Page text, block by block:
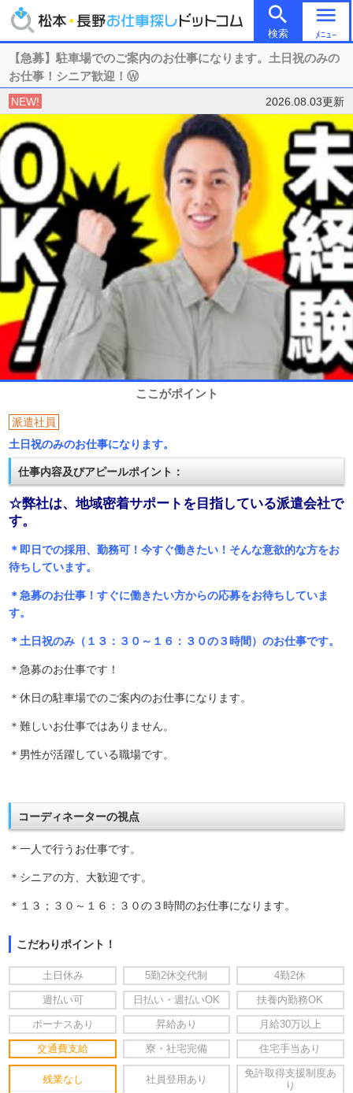

検索
menu
ﾒﾆｭｰ
【急募】駐車場でのご案内のお仕事になります。土日祝のみの
お仕事！シニア歓迎！Ⓦ
NEW! 2026.08.03更新
ここがポイント
派遣社員
土日祝のみのお仕事になります。
仕事内容及びアピールポイント：
☆弊社は、地域密着サポートを目指している派遣会社で
す。
＊即日での採用、勤務可！今すぐ働きたい！そんな意欲的な方をお
待ちしています。
＊急募のお仕事！すぐに働きたい方からの応募をお待ちしていま
す。
＊土日祝のみ（１３：３０～１６：３０の３時間）のお仕事です。
＊急募のお仕事です！
＊休日の駐車場でのご案内のお仕事になります。
＊難しいお仕事ではありません。
＊男性が活躍している職場です。
コーディネーターの視点
＊一人で行うお仕事です。
＊シニアの方、大歓迎です。
＊１３；３０～１６：３０の３時間のお仕事になります。
こだわりポイント！
土日休み 5勤2休交代制 4勤2休
週払い可 日払い・週払いOK 扶養内勤務OK
ボーナスあり 昇給あり 月給30万以上
交通費支給 寮・社宅完備 住宅手当あり
残業なし 社員登用あり
免許取得支援制度あ
り